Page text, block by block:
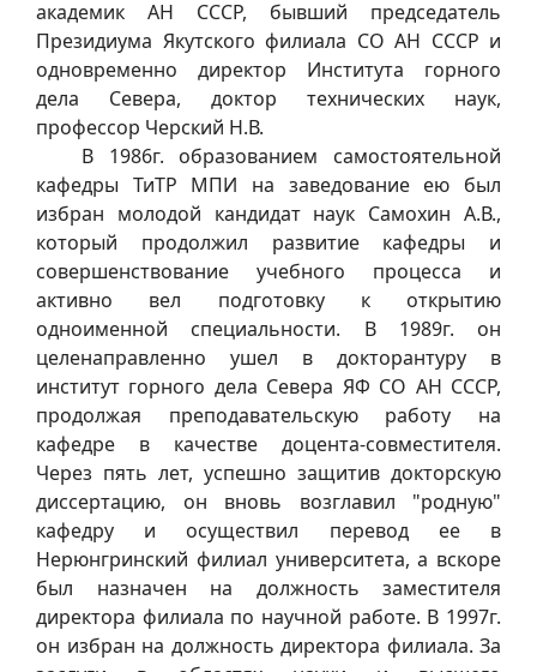
академик АН СССР, бывший председатель
Президиума Якутского филиала СО АН СССР и
одновременно директор Института горного
дела Севера, доктор технических наук,
профессор Черский Н.В.
В 1986г. образованием самостоятельной
кафедры ТиТР МПИ на заведование ею был
избран молодой кандидат наук Самохин А.В.,
который продолжил развитие кафедры и
совершенствование учебного процесса и
активно вел подготовку к открытию
одноименной специальности. В 1989г. он
целенаправленно ушел в докторантуру в
институт горного дела Севера ЯФ СО АН СССР,
продолжая преподавательскую работу на
кафедре в качестве доцента-совместителя.
Через пять лет, успешно защитив докторскую
диссертацию, он вновь возглавил "родную"
кафедру и осуществил перевод ее в
Нерюнгринский филиал университета, а вскоре
был назначен на должность заместителя
директора филиала по научной работе. В 1997г.
он избран на должность директора филиала. За